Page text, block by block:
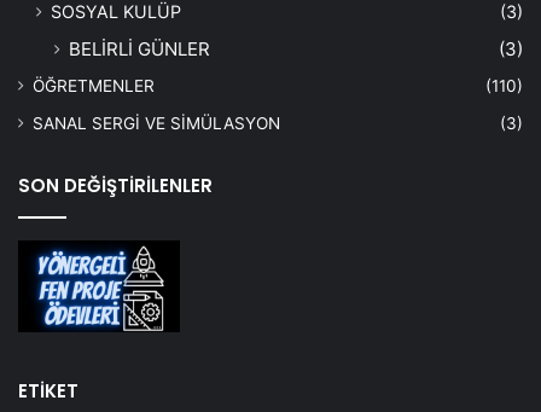
SOSYAL KULÜP (3)
BELİRLİ GÜNLER (3)
ÖĞRETMENLER
(110)
SANAL SERGİ VE SİMÜLASYON
(3)
SON DEĞİŞTİRİLENLER
ETİKET